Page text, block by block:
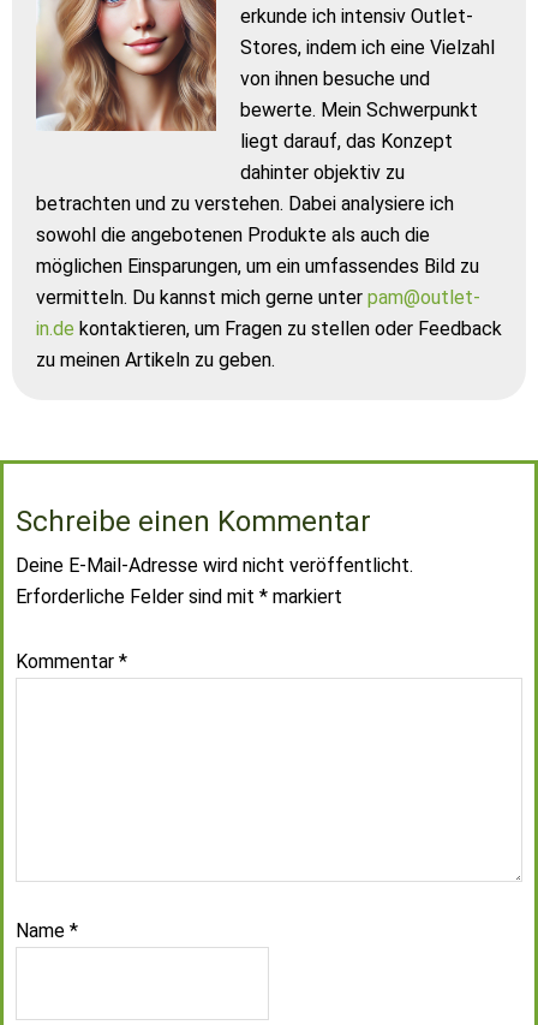
erkunde ich intensiv Outlet-
Stores, indem ich eine Vielzahl
von ihnen besuche und
bewerte. Mein Schwerpunkt
liegt darauf, das Konzept
dahinter objektiv zu
betrachten und zu verstehen. Dabei analysiere ich
sowohl die angebotenen Produkte als auch die
möglichen Einsparungen, um ein umfassendes Bild zu
vermitteln. Du kannst mich gerne unter pam@outlet-
in.de kontaktieren, um Fragen zu stellen oder Feedback
zu meinen Artikeln zu geben.
Schreibe einen Kommentar
Deine E-Mail-Adresse wird nicht veröffentlicht.
Erforderliche Felder sind mit * markiert
Kommentar *
Name *